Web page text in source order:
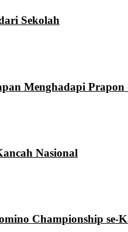
Sekolah
Menghadapi Prapon
Nasional
Championship se-